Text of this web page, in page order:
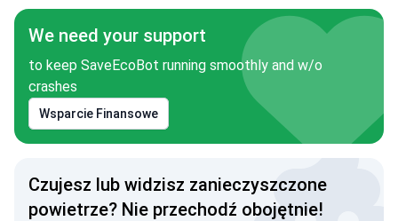
We need your support
to keep SaveEcoBot running smoothly and w/o
crashes
Wsparcie Finansowe
Czujesz lub widzisz zanieczyszczone
powietrze? Nie przechodź obojętnie!